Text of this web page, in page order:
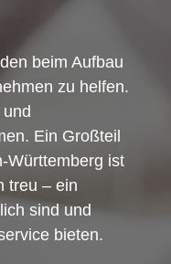
beim Aufbau
zu helfen.
Ein Großteil
Württemberg ist
treu – ein
sind und
bieten.